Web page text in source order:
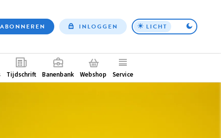
Top
ABONNEREN INLOGGEN LICHT
Tijdschrift Banenbank Webshop Service